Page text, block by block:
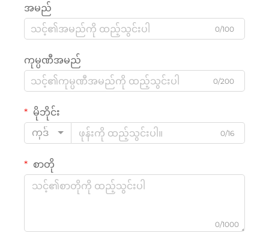
အမည်
0/100
ကုမ္ပဏီအမည်
0/200
မိုဘိုင်း
ကုဒ်
0/16
စာတို
0/1000